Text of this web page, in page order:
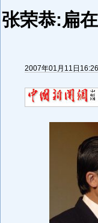
张荣恭:扁
2007年01月11日16:26